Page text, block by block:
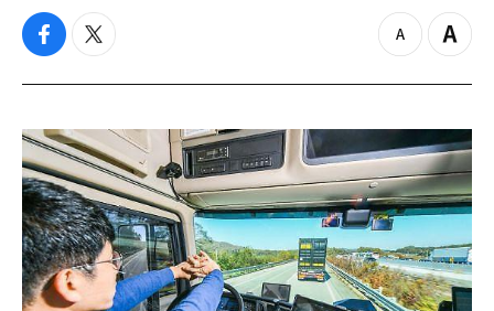
f
c
b
o
o
k
t
i
t
e
r
z
o
o
u
t
Z
o
i
n